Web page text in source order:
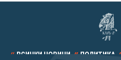
ВСИЧКИ НОВИНИ ПОЛИТИКА